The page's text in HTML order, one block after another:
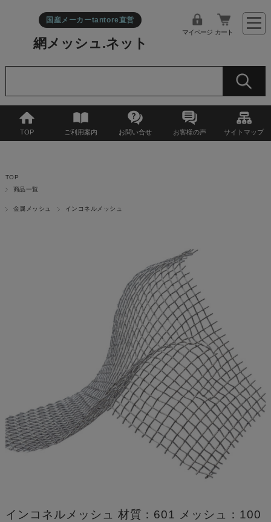
網メッシュ.ネット
国産メーカーtantore直営
マイページ カート
TOP ご利用案内 お問い合せ お客様の声 サイトマップ
TOP
商品一覧
金属メッシュ インコネルメッシュ
インコネルメッシュ 材質：601 メッシュ：100